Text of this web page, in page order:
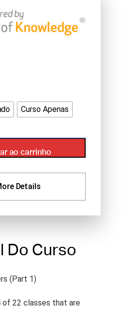
Do Curso
(Part 1)
of 22 classes that are
Curso Apenas
ao carrinho
Details
(2),